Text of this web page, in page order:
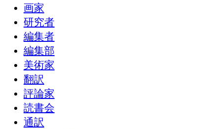
画家
研究者
編集者
編集部
美術家
翻訳
評論家
読書会
通訳